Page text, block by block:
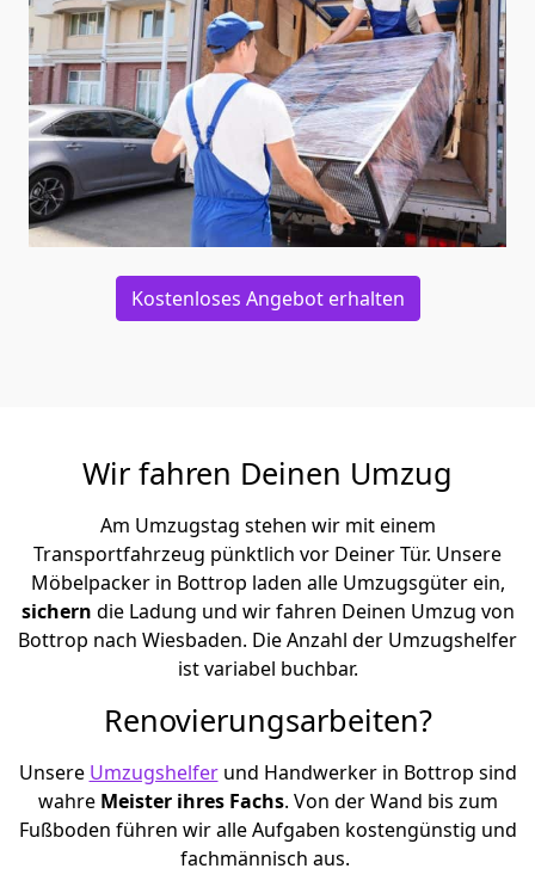
Kostenloses Angebot erhalten
Wir fahren Deinen Umzug
Am Umzugstag stehen wir mit einem
Transportfahrzeug pünktlich vor Deiner Tür. Unsere
Möbelpacker in Bottrop laden alle Umzugsgüter ein,
sichern die Ladung und wir fahren Deinen Umzug von
Bottrop nach Wiesbaden. Die Anzahl der Umzugshelfer
ist variabel buchbar.
Renovierungsarbeiten?
Unsere Umzugshelferund Handwerker in Bottrop sind
wahre Meister ihres Fachs. Von der Wand bis zum
Fußboden führen wir alle Aufgaben kostengünstig und
fachmännisch aus.